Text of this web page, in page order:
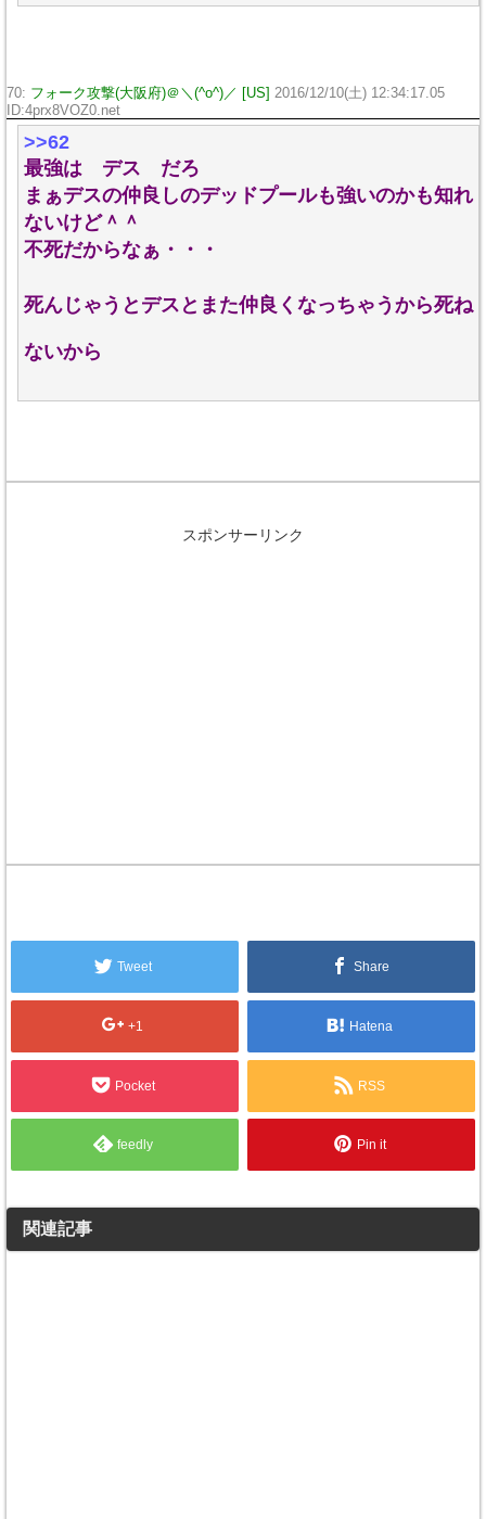
70: フォーク攻撃(大阪府)＠＼(^o^)／ [US]
2016/12/10(土) 12:34:17.05
ID:4prx8VOZ0.net
>>62
最強は デス だろ
まぁデスの仲良しのデッドプールも強いのかも知れ
ないけど＾＾
不死だからなぁ・・・
死んじゃうとデスとまた仲良くなっちゃうから死ね
ないから
スポンサーリンク
Tweet Share
+1 Hatena
Pocket RSS
feedly Pin it
関連記事